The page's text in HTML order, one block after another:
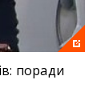
поради